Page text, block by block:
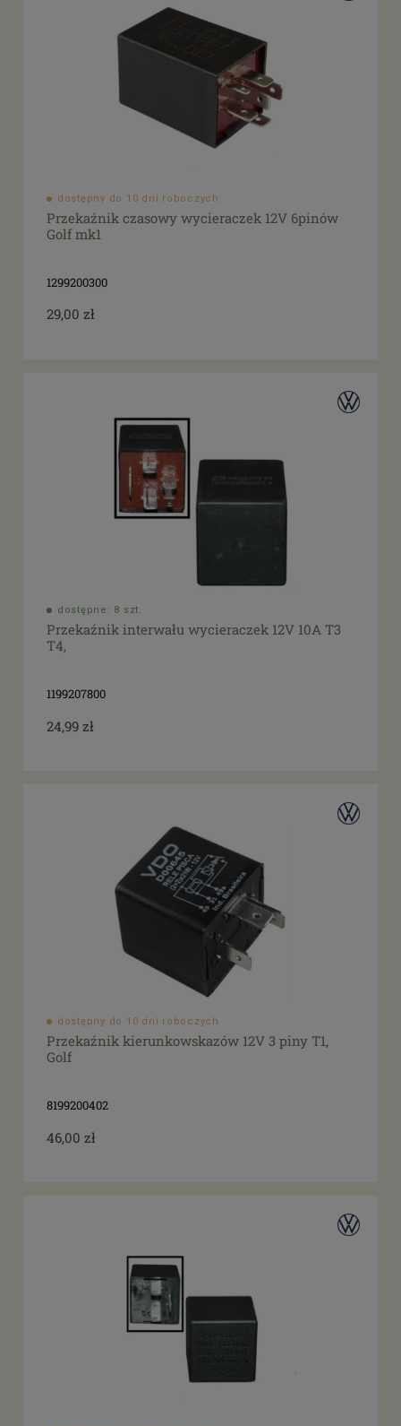
dostępny do 10 dni roboczych
Przekaźnik czasowy wycieraczek 12V 6pinów
Golf mk1
1299200300
29,00 zł
dostępne: 8 szt.
Przekaźnik interwału wycieraczek 12V 10A T3
T4,
1199207800
24,99 zł
dostępny do 10 dni roboczych
Przekaźnik kierunkowskazów 12V 3 piny T1,
Golf
8199200402
46,00 zł